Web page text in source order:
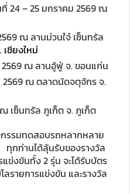
24 – 25 มกราคม 2569 ณ
ณ ลานม่วนใจ๋ เซ็นทรัล
เชียงใหม่
ณ ลานอู้ฟู่ จ. ขอนแก่น
2569 ณ ตลาดนัดจตุจักร จ.
เซ็นทรัล ภูเก็ต จ. ภูเก็ต
รรมทดสอบรถหลากหลาย
กท่านได้ลุ้นรับของรางวัล
ข่งขันทั้ง 2 รุ่น จะได้รับบัตร
รายการแข่งขัน และรางวัล